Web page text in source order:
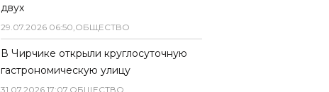
двух
29.07.2026 06:50,ОБЩЕСТВО
В Чирчике открыли круглосуточную
гастрономическую улицу
31.07.2026 17:07,ОБЩЕСТВО